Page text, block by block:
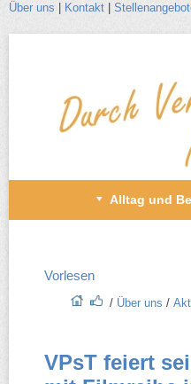
Über uns Kontakt
Alltag und
Vorlesen
/​ Über uns /​
VPsT feiert